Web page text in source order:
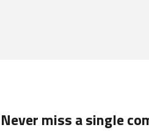
Never miss a single